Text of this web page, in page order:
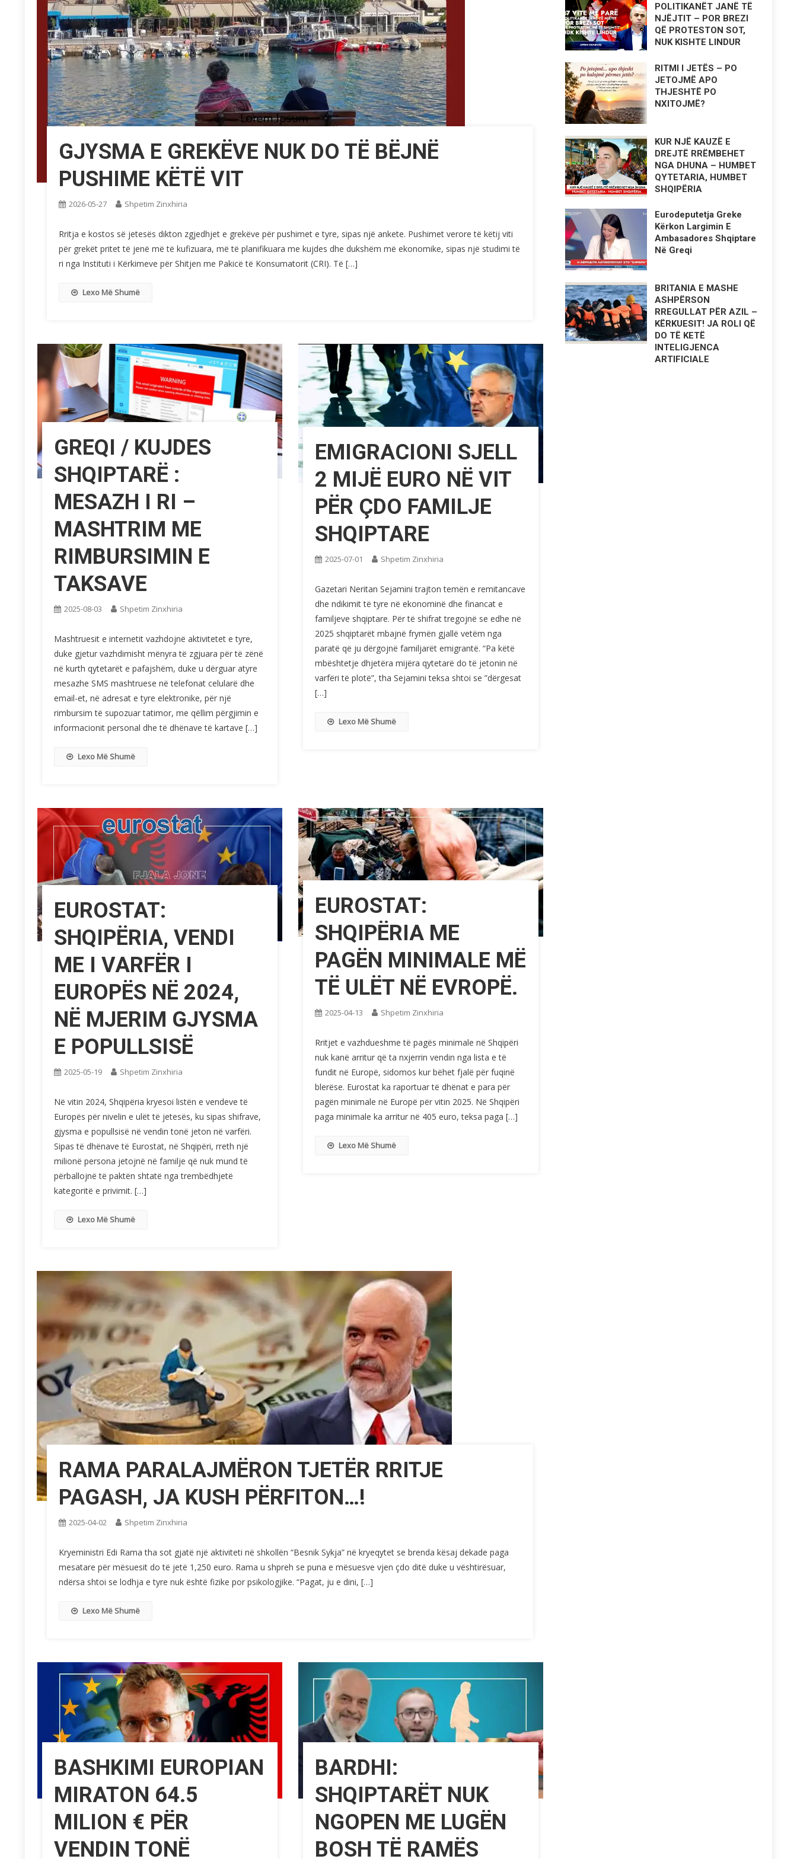
GJYSMA E GREKËVE NUK DO TË BËJNË
PUSHIME KËTË VIT
2026-05-27 Shpetim Zinxhiria
Rritja e kostos së jetesës dikton zgjedhjet e grekëve për pushimet e tyre, sipas një ankete. Pushimet verore të këtij viti
për grekët pritet të jenë më të kufizuara, më të planifikuara me kujdes dhe dukshëm më ekonomike, sipas një studimi të
ri nga Instituti i Kërkimeve për Shitjen me Pakicë të Konsumatorit (CRI). Të […]
Lexo Më Shumë
GREQI / KUJDES
SHQIPTARË :
MESAZH I RI –
MASHTRIM ME
RIMBURSIMIN E
TAKSAVE
2025-08-03 Shpetim Zinxhiria
Mashtruesit e internetit vazhdojnë aktivitetet e tyre,
duke gjetur vazhdimisht mënyra të zgjuara për të zënë
në kurth qytetarët e pafajshëm, duke u dërguar atyre
mesazhe SMS mashtruese në telefonat celularë dhe
email-et, në adresat e tyre elektronike, për një
rimbursim të supozuar tatimor, me qëllim përgjimin e
informacionit personal dhe të dhënave të kartave […]
Lexo Më Shumë
EMIGRACIONI SJELL
2 MIJË EURO NË VIT
PËR ÇDO FAMILJE
SHQIPTARE
2025-07-01 Shpetim Zinxhiria
Gazetari Neritan Sejamini trajton temën e remitancave
dhe ndikimit të tyre në ekonominë dhe financat e
familjeve shqiptare. Për të shifrat tregojnë se edhe në
2025 shqiptarët mbajnë frymën gjallë vetëm nga
paratë që ju dërgojnë familjarët emigrantë. “Pa këtë
mbështetje dhjetëra mijëra qytetarë do të jetonin në
varfëri të plotë”, tha Sejamini teksa shtoi se ”dërgesat
[…]
Lexo Më Shumë
EUROSTAT:
SHQIPËRIA, VENDI
ME I VARFËR I
EUROPËS NË 2024,
NË MJERIM GJYSMA
E POPULLSISË
2025-05-19 Shpetim Zinxhiria
Në vitin 2024, Shqipëria kryesoi listën e vendeve të
Europës për nivelin e ulët të jetesës, ku sipas shifrave,
gjysma e popullsisë në vendin tonë jeton në varfëri.
Sipas të dhënave të Eurostat, në Shqipëri, rreth një
milionë persona jetojnë në familje që nuk mund të
përballojnë të paktën shtatë nga trembëdhjetë
kategoritë e privimit. […]
Lexo Më Shumë
EUROSTAT:
SHQIPËRIA ME
PAGËN MINIMALE MË
TË ULËT NË EVROPË.
2025-04-13 Shpetim Zinxhiria
Rritjet e vazhdueshme të pagës minimale në Shqipëri
nuk kanë arritur që ta nxjerrin vendin nga lista e të
fundit në Europë, sidomos kur bëhet fjalë për fuqinë
blerëse. Eurostat ka raportuar të dhënat e para për
pagën minimale në Europë për vitin 2025. Në Shqipëri
paga minimale ka arritur në 405 euro, teksa paga […]
Lexo Më Shumë
RAMA PARALAJMËRON TJETËR RRITJE
PAGASH, JA KUSH PËRFITON…!
2025-04-02 Shpetim Zinxhiria
Kryeministri Edi Rama tha sot gjatë një aktiviteti në shkollën “Besnik Sykja” në kryeqytet se brenda kësaj dekade paga
mesatare për mësuesit do të jetë 1,250 euro. Rama u shpreh se puna e mësuesve vjen çdo ditë duke u vështirësuar,
ndërsa shtoi se lodhja e tyre nuk është fizike por psikologjike. “Pagat, ju e dini, […]
Lexo Më Shumë
BASHKIMI EUROPIAN
MIRATON 64.5
MILION € PËR
VENDIN TONË
BARDHI:
SHQIPTARËT NUK
NGOPEN ME LUGËN
BOSH TË RAMËS
POLITIKANËT JANË TË
NJËJTIT – POR BREZI
QË PROTESTON SOT,
NUK KISHTE LINDUR
RITMI I JETËS – PO
JETOJMË APO
THJESHTË PO
NXITOJMË?
KUR NJË KAUZË E
DREJTË RRËMBEHET
NGA DHUNA – HUMBET
QYTETARIA, HUMBET
SHQIPËRIA
Eurodeputetja Greke
Kërkon Largimin E
Ambasadores Shqiptare
Në Greqi
BRITANIA E MASHE
ASHPËRSON
RREGULLAT PËR AZIL –
KËRKUESIT! JA ROLI QË
DO TË KETË
INTELIGJENCA
ARTIFICIALE